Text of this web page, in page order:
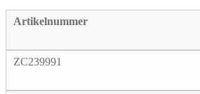
Artikelnummer
ZC239991